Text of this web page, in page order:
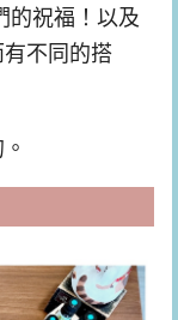
的祝福！以及
不同的搭